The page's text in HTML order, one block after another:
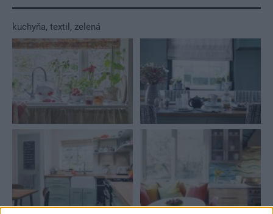
kuchyňa, textil , zelená